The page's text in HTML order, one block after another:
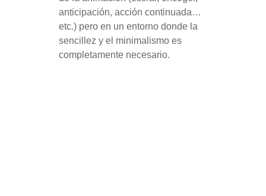
anticipación, acción continuada…
etc.) pero en un entorno donde la
sencillez y el minimalismo es
completamente necesario.